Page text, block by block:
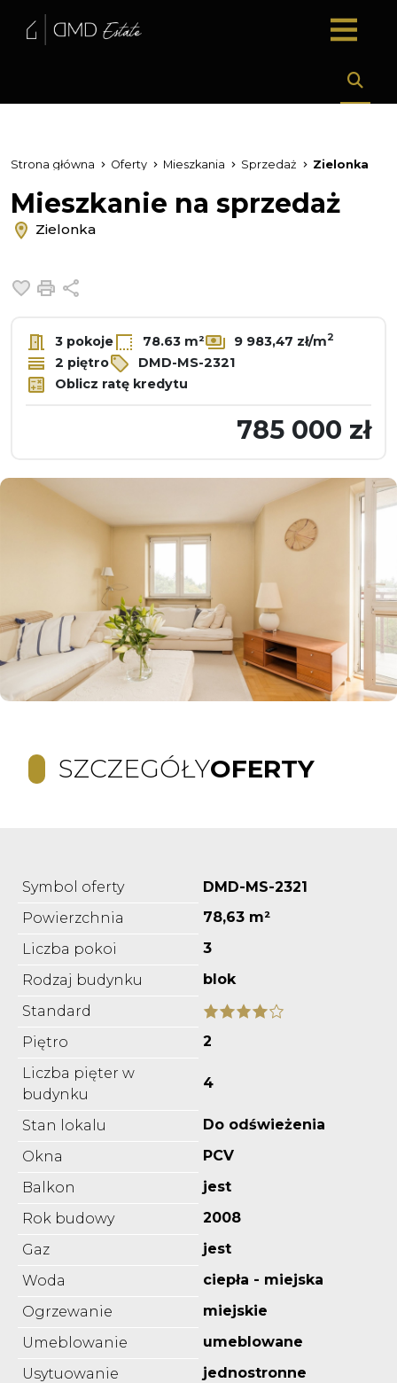
Strona główna Oferty Mieszkania Sprzedaż Zielonka
Mieszkanie na sprzedaż
Zielonka
Dodaj do ulubionych
Drukuj
3 pokoje 78.63 m² 9 983,47 zł/m2
2 piętro
DMD-MS-2321
Oblicz ratę kredytu
785 000 zł
SZCZEGÓŁYOFERTY
Symbol oferty
DMD-MS-2321
Powierzchnia
78,63 m²
Liczba pokoi
3
Rodzaj budynku
blok
Standard
Piętro
2
Liczba pięter w
budynku
4
Stan lokalu
Do odświeżenia
Okna
PCV
Balkon
jest
Rok budowy
2008
Gaz
jest
Woda
ciepła - miejska
Ogrzewanie
miejskie
Umeblowanie
umeblowane
Usytuowanie
jednostronne